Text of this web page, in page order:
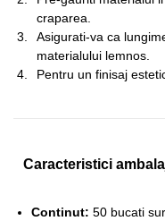
craparea.
Asigurati-va ca
materialului lemnos.
Pentru un finisaj
Caracteristici
Continut: 50 bucati